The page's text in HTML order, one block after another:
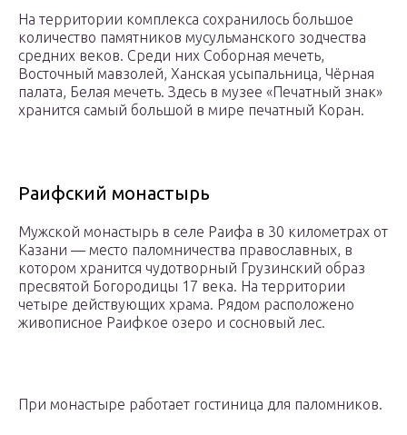
На территории комплекса сохранилось большое
количество памятников мусульманского зодчества
средних веков. Среди них Соборная мечеть,
Восточный мавзолей, Ханская усыпальница, Чёрная
палата, Белая мечеть. Здесь в музее «Печатный знак»
хранится самый большой в мире печатный Коран.
Раифский монастырь
Мужской монастырь в селе Раифа в 30 километрах от
Казани — место паломничества православных, в
котором хранится чудотворный Грузинский образ
пресвятой Богородицы 17 века. На территории
четыре действующих храма. Рядом расположено
живописное Раифкое озеро и сосновый лес.
При монастыре работает гостиница для паломников.